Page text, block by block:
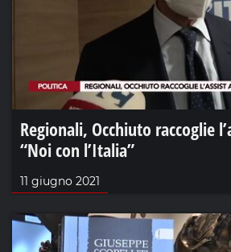
Regionali, Occhiuto raccoglie
“Noi con l’Italia”
11 giugno 2021